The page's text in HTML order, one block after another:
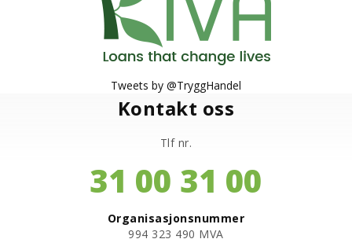
Tweets by @TryggHandel
Kontakt oss
Tlf nr.
31 00 31 00
Organisasjonsnummer
​994 323 490 MVA